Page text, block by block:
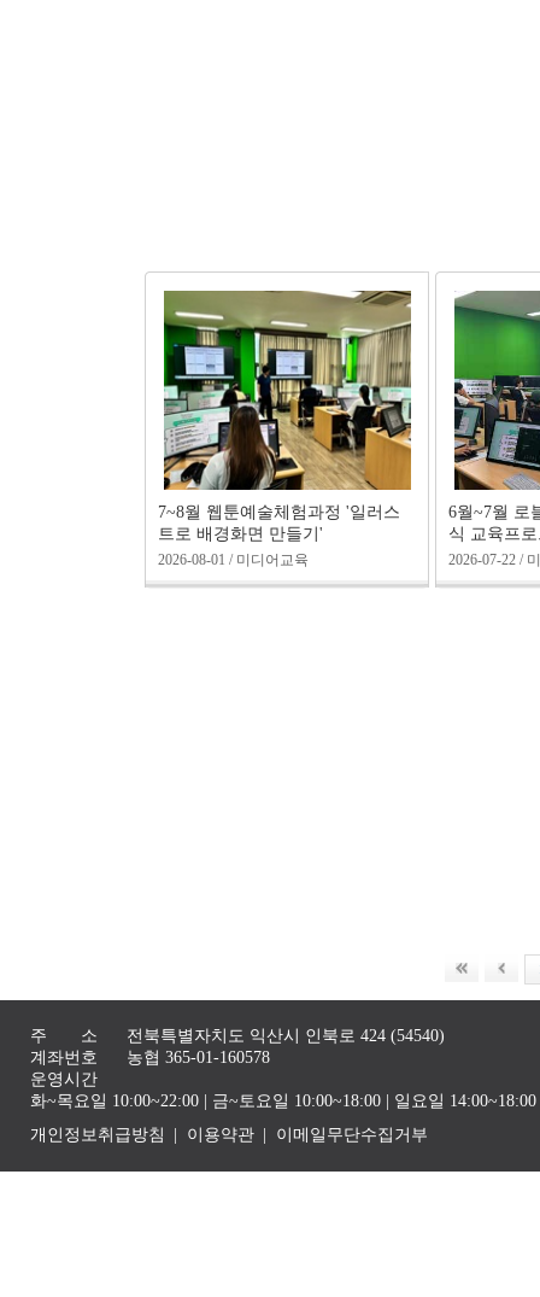
7~8월 웹툰예술체험과정 '일러스
트로 배경화면 만들기'
2026-08-01 / 미디어교육
6월~7월 로
식 교육프
2026-07-22 /
주 소
전북특별자치도 익산시 인북로 424 (54540)
계좌번호
농협 365-01-160578
운영시간
화~목요일 10:00~22:00 | 금~토요일 10:00~18:00 | 일요일
개인정보취급방침
이용약관 이메일무단수집거부